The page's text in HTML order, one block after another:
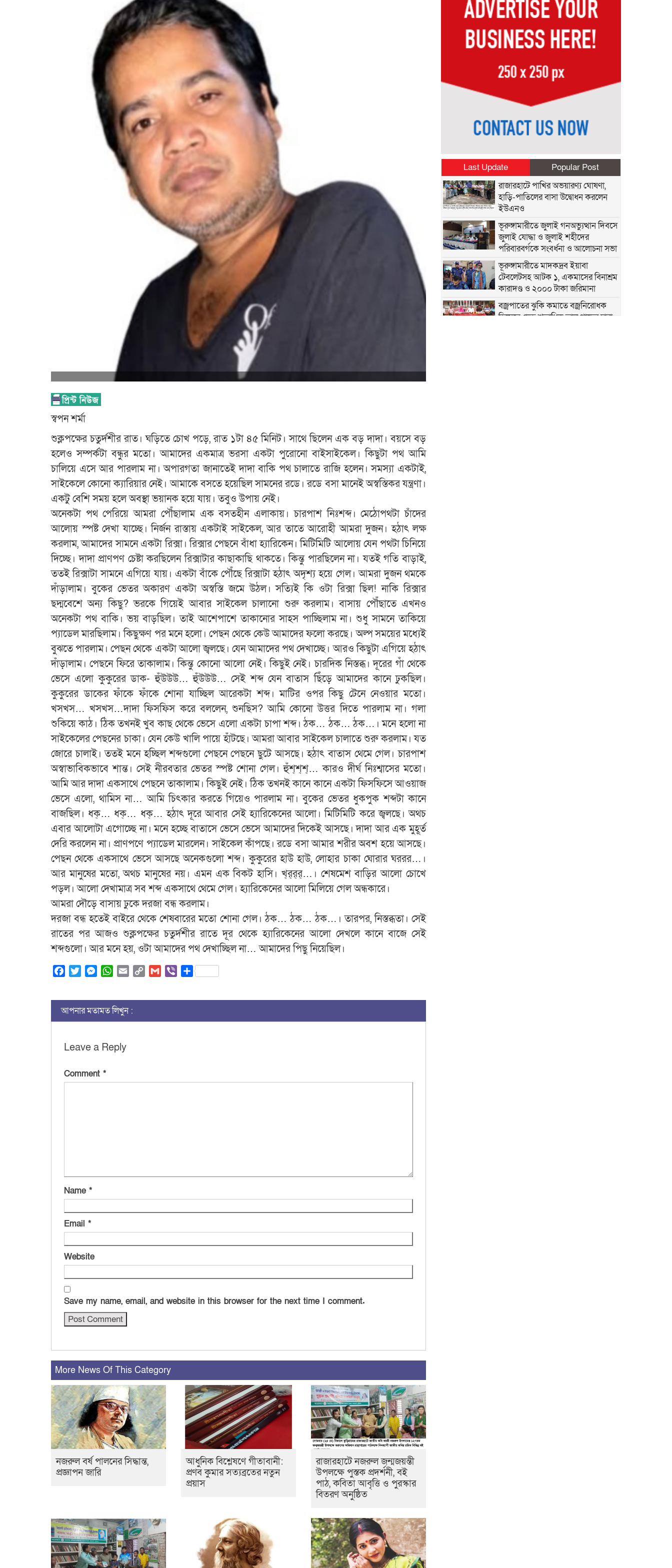
স্বপন শর্মা
শুক্লপক্ষের চতুর্দশীর রাত। ঘড়িতে চোখ পড়ে, রাত ১টা ৪৫ মিনিট। সাথে ছিলেন এক বড় দাদা। বয়সে বড়
হলেও সম্পর্কটা বন্ধুর মতো। আমাদের একমাত্র ভরসা একটা পুরোনো বাইসাইকেল। কিছুটা পথ আমি
চালিয়ে এসে আর পারলাম না। অপারগতা জানাতেই দাদা বাকি পথ চালাতে রাজি হলেন। সমস্যা একটাই,
সাইকেলে কোনো ক্যারিয়ার নেই। আমাকে বসতে হয়েছিল সামনের রডে। রডে বসা মানেই অস্বস্তিকর যন্ত্রণা।
একটু বেশি সময় হলে অবস্থা ভয়ানক হয়ে যায়। তবুও উপায় নেই।
অনেকটা পথ পেরিয়ে আমরা পৌঁছালাম এক বসতহীন এলাকায়। চারপাশ নিঃশব্দ। মেঠোপথটা চাঁদের
আলোয় স্পষ্ট দেখা যাচ্ছে। নির্জন রাস্তায় একটাই সাইকেল, আর তাতে আরোহী আমরা দুজন। হঠাৎ লক্ষ
করলাম, আমাদের সামনে একটা রিক্সা। রিক্সার পেছনে বাঁধা হ্যারিকেন। মিটিমিটি আলোয় যেন পথটা চিনিয়ে
দিচ্ছে। দাদা প্রাণপণ চেষ্টা করছিলেন রিক্সাটার কাছাকাছি থাকতে। কিন্তু পারছিলেন না। যতই গতি বাড়াই,
ততই রিক্সাটা সামনে এগিয়ে যায়। একটা বাঁকে পৌঁছে রিক্সাটা হঠাৎ অদৃশ্য হয়ে গেল। আমরা দুজন থমকে
দাঁড়ালাম। বুকের ভেতর অকারণ একটা অস্বস্তি জমে উঠল। সত্যিই কি ওটা রিক্সা ছিল! নাকি রিক্সার
ছদ্মবেশে অন্য কিছু? ভরকে গিয়েই আবার সাইকেল চালানো শুরু করলাম। বাসায় পৌঁছাতে এখনও
অনেকটা পথ বাকি। ভয় বাড়ছিল। তাই আশেপাশে তাকানোর সাহস পাচ্ছিলাম না। শুধু সামনে তাকিয়ে
প্যাডেল মারছিলাম। কিছুক্ষণ পর মনে হলো। পেছন থেকে কেউ আমাদের ফলো করছে। অল্প সময়ের মধ্যেই
বুঝতে পারলাম। পেছন থেকে একটা আলো জ্বলছে। যেন আমাদের পথ দেখাচ্ছে। আরও কিছুটা এগিয়ে হঠাৎ
দাঁড়ালাম। পেছনে ফিরে তাকালাম। কিন্তু কোনো আলো নেই। কিছুই নেই। চারদিক নিস্তব্ধ। দূরের গাঁ থেকে
ভেসে এলো কুকুরের ডাক- হুঁউউউ… হুঁউউউ… সেই শব্দ যেন বাতাস ছিঁড়ে আমাদের কানে ঢুকছিল।
কুকুরের ডাকের ফাঁকে ফাঁকে শোনা যাচ্ছিল আরেকটা শব্দ। মাটির ওপর কিছু টেনে নেওয়ার মতো।
খসখস… খসখস…দাদা ফিসফিস করে বললেন, শুনছিস? আমি কোনো উত্তর দিতে পারলাম না। গলা
শুকিয়ে কাঠ। ঠিক তখনই খুব কাছ থেকে ভেসে এলো একটা চাপা শব্দ। ঠক… ঠক… ঠক…। মনে হলো না
সাইকেলের পেছনের চাকা। যেন কেউ খালি পায়ে হাঁটছে। আমরা আবার সাইকেল চালাতে শুরু করলাম। যত
জোরে চালাই। ততই মনে হচ্ছিল শব্দগুলো পেছনে পেছনে ছুটে আসছে। হঠাৎ বাতাস থেমে গেল। চারপাশ
অস্বাভাবিকভাবে শান্ত। সেই নীরবতার ভেতর স্পষ্ট শোনা গেল। হুঁশ্‌শ্‌শ্‌… কারও দীর্ঘ নিঃশ্বাসের মতো।
আমি আর দাদা একসাথে পেছনে তাকালাম। কিছুই নেই। ঠিক তখনই কানে কানে একটা ফিসফিসে আওয়াজ
ভেসে এলো, থামিস না… আমি চিৎকার করতে গিয়েও পারলাম না। বুকের ভেতর ধুকপুক শব্দটা কানে
বাজছিল। ধক্‌… ধক্‌… ধক্‌… হঠাৎ দূরে আবার সেই হ্যারিকেনের আলো। মিটিমিটি করে জ্বলছে। অথচ
এবার আলোটা এগোচ্ছে না। মনে হচ্ছে বাতাসে ভেসে ভেসে আমাদের দিকেই আসছে। দাদা আর এক মুহূর্ত
দেরি করলেন না। প্রাণপণে প্যাডেল মারলেন। সাইকেল কাঁপছে। রডে বসা আমার শরীর অবশ হয়ে আসছে।
পেছন থেকে একসাথে ভেসে আসছে অনেকগুলো শব্দ। কুকুরের হাউ হাউ, লোহার চাকা ঘোরার ঘররর…।
আর মানুষের মতো, অথচ মানুষের নয়। এমন এক বিকট হাসি। খ্‌র্‌র্‌র্‌…। শেষমেশ বাড়ির আলো চোখে
পড়ল। আলো দেখামাত্র সব শব্দ একসাথে থেমে গেল। হ্যারিকেনের আলো মিলিয়ে গেল অন্ধকারে।
আমরা দৌড়ে বাসায় ঢুকে দরজা বন্ধ করলাম।
দরজা বন্ধ হতেই বাইরে থেকে শেষবারের মতো শোনা গেল। ঠক… ঠক… ঠক…। তারপর, নিস্তব্ধতা। সেই
রাতের পর আজও শুক্লপক্ষের চতুর্দশীর রাতে দূর থেকে হ্যারিকেনের আলো দেখলে কানে বাজে সেই
শব্দগুলো। আর মনে হয়, ওটা আমাদের পথ দেখাচ্ছিল না… আমাদের পিছু নিয়েছিল।
FacebookTwitterMessenger
WhatsApp
Email Copy
Gmail ViberShare
আপনার মতামত লিখুন :
Leave a Reply
Comment *
Name *
Email *
Website
Save my name, email, and website in this browser for the next time I comment.
More News Of This Category
নজরুল বর্ষ পালনের সিদ্ধান্ত,
প্রজ্ঞাপন জারি
আধুনিক বিশ্লেষণে গীতাবানী:
প্রণব কুমার সত্যব্রতের নতুন
প্রয়াস
রাজারহাটে নজরুল জন্মজয়ন্তী
উপলক্ষে পুস্তক প্রদর্শনী, বই
পাঠ, কবিতা আবৃত্তি ও পুরস্কার
বিতরণ অনুষ্ঠিত
Last Update
Popular Post
রাজারহাটে পাখির অভয়ারণ্য ঘোষণা,
হাড়ি-পাতিলের বাসা উদ্বোধন করলেন
ইউএনও
ভূরুঙ্গামারীতে জুলাই গনঅভ্যুত্থান দিবসে
জুলাই যোদ্ধা ও জুলাই শহীদের
পরিবারবর্গকে সংবর্ধনা ও আলোচনা সভা
ভূরুঙ্গামারীতে মাদকদ্রব ইয়াবা
টেবলেটসহ আটক ১, একমাসের বিনাশ্রম
কারাদণ্ড ও ২০০০ টাকা জরিমানা
বজ্রপাতের ঝুকি কমাতে বজ্রনিরোধক
হিসেবে দেড় শতাধিক তাল গাছের চারা